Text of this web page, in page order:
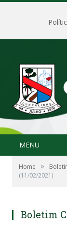
MENU
Home »
(11/02/2021)
Boletim